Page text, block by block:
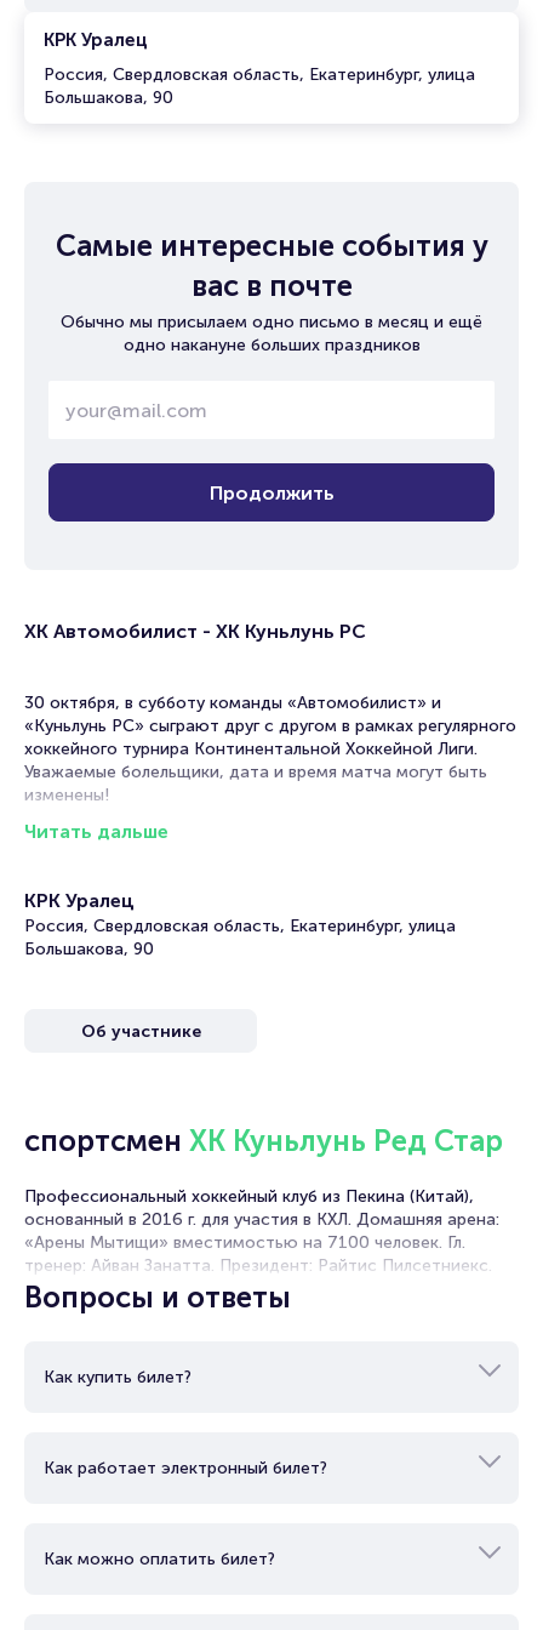
КРК Уралец
Россия, Свердловская область, Екатеринбург, улица
Большакова, 90
Самые интересные события у
вас в почте
Обычно мы присылаем одно письмо в месяц и ещё
одно накануне больших праздников
Продолжить
ХК Автомобилист - ХК Куньлунь РС
30 октября, в субботу команды «Автомобилист» и
«Куньлунь РС» сыграют друг с другом в рамках регулярного
хоккейного турнира Континентальной Хоккейной Лиги.
Уважаемые болельщики, дата и время матча могут быть
изменены!
В турнире примут участие четыре клуба Континентальной
«Автомобилист» и «Куньлунь РС». Обе команды
амбициозны и решительно настроены на победу.
сезон 2018/2019.
в 2016 году и множество лет участвует в Континентальной
хоккейной лиге. 18 февраля 2017 года команда «Куньлунь»
две игры чемпионата 2019/2020 «Куньлунь» проводил в
Москве и Новосибирске.
Купить билеты на матч «Автомобилист» - «Куньлунь РС» вы
можете у нас на сайте. Здесь вы не попадёте на
перекупщиков билетов, которые могут украсть ваши
Читать дальше
КРК Уралец
Россия, Свердловская область, Екатеринбург, улица
Большакова, 90
Об участнике
спортсмен ХК Куньлунь Ред Стар
Профессиональный хоккейный клуб из Пекина (Китай),
основанный в 2016 г. для участия в КХЛ. Домашняя арена:
«Арены Мытищи» вместимостью на 7100 человек. Гл.
тренер: Айван Занатта. Президент: Райтис Пилсетниекс.
Вопросы и ответы
Как купить билет?
Как работает электронный билет?
Как можно оплатить билет?